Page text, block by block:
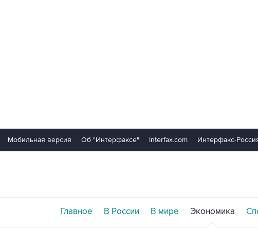
Мобильная версия Об "Интерфаксе" Interfax.com Интерфакс-
Главное В России В мире Экономика